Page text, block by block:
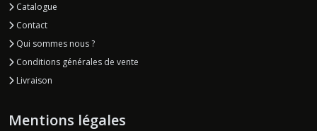
Catalogue
Contact
Qui sommes nous ?
Conditions générales de vente
Livraison
Mentions légales